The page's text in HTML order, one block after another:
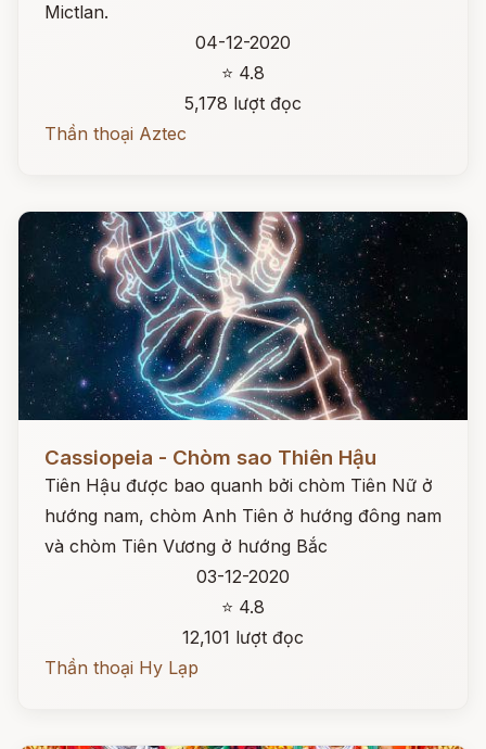
Mictlan.
04-12-2020
⭐ 4.8
5,178 lượt đọc
Thần thoại Aztec
Cassiopeia - Chòm sao Thiên Hậu
Tiên Hậu được bao quanh bởi chòm Tiên Nữ ở
hướng nam, chòm Anh Tiên ở hướng đông nam
và chòm Tiên Vương ở hướng Bắc
03-12-2020
⭐ 4.8
12,101 lượt đọc
Thần thoại Hy Lạp